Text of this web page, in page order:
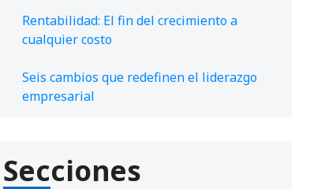
Rentabilidad: El fin del crecimiento a
cualquier costo
Seis cambios que redefinen el liderazgo
empresarial
Secciones